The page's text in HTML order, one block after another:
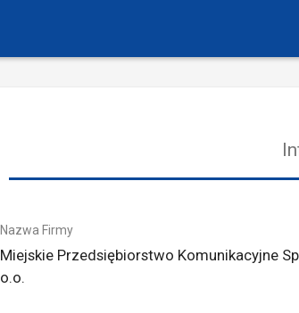
Nazwa Firmy
Miejskie Przedsiębiorstwo Komunikacyjne
o.o.